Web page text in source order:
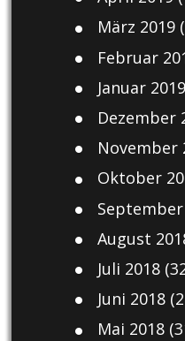
März 2019
Februar
Januar 2019
Dezember
November
Oktober
September
August
Juli 2018
Juni 2018
Mai 2018